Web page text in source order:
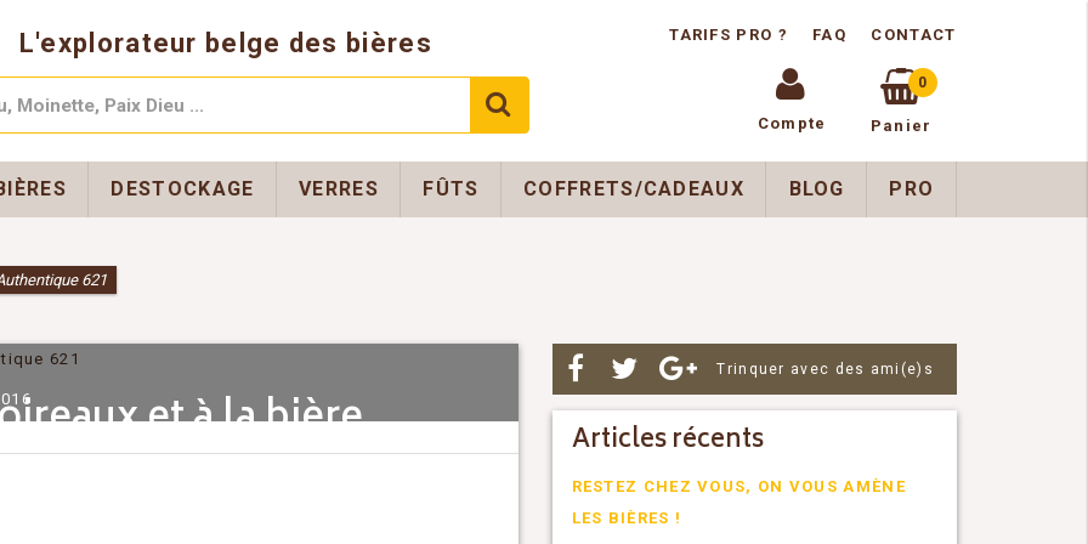
L'explorateur belge des bières TARIFS PRO ? FAQ CONTACT
Compte
0
Panier
DESTOCKAGE VERRES FÛTS COFFRETS/CADEAUX BLOG PRO
621
et à la bière
Trinquer avec des ami(e)s
Articles récents
RESTEZ CHEZ VOUS, ON VOUS AMÈNE
LES BIÈRES !